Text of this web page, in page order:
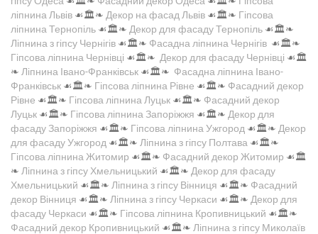
ліпнина Львів ☙🏛️❧ Декор на фасад Львів ☙🏛️❧ Гіпсова
ліпнина Тернопіль ☙🏛️❧ Декор для фасаду Тернопіль ☙🏛️❧
Ліпнина з гіпсу Чернігів ☙🏛️❧ Фасадна ліпнина Чернігів ☙🏛️❧
Гіпсова ліпнина Чернівці ☙🏛️❧ Декор для фасаду Чернівці ☙🏛️
❧ Ліпнина Івано-Франківськ ☙🏛️❧ Фасадна ліпнина Івано-
Франківськ ☙🏛️❧ Гіпсова ліпнина Рівне ☙🏛️❧ Фасадний декор
Рівне ☙🏛️❧ Гіпсова ліпнина Луцьк ☙🏛️❧ Фасадний декор
Луцьк ☙🏛️❧ Гіпсова ліпнина Запоріжжя ☙🏛️❧ Декор для
фасаду Запоріжжя ☙🏛️❧ Гіпсова ліпнина Ужгород ☙🏛️❧ Декор
для фасаду Ужгород ☙🏛️❧ Ліпнина з гіпсу Полтава ☙🏛️❧
Гіпсова ліпнина Житомир ☙🏛️❧ Фасадний декор Житомир ☙🏛️
❧ Ліпнина з гіпсу Хмельницький ☙🏛️❧ Декор для фасаду
Хмельницький ☙🏛️❧ Ліпнина з гіпсу Вінниця ☙🏛️❧ Фасадний
декор Вінниця ☙🏛️❧ Ліпнина з гіпсу Черкаси ☙🏛️❧ Декор для
фасаду Черкаси ☙🏛️❧ Гіпсова ліпнина Кропивницький ☙🏛️❧
Фасадний декор Кропивницький ☙🏛️❧ Ліпнина з гіпсу Миколаїв